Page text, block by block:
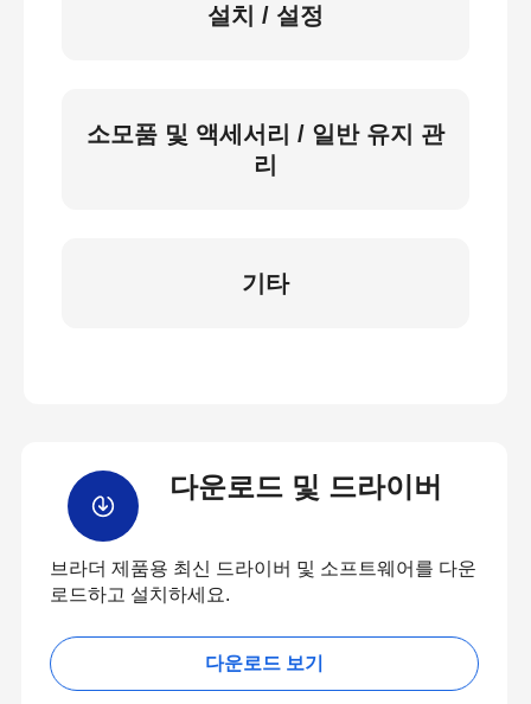
설치 / 설정
소모품 및 액세서리 / 일반 유지 관
리
기타
다운로드 및 드라이버
브라더 제품용 최신 드라이버 및 소프트웨어를 다운
로드하고 설치하세요.
다운로드 보기